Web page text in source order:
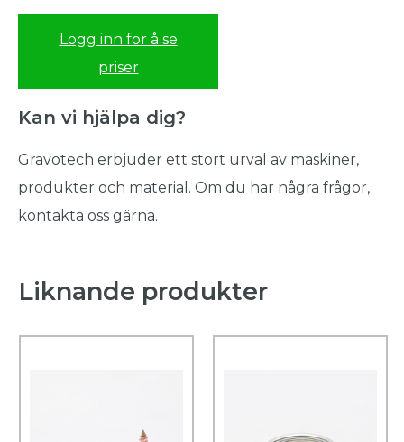
Logg inn for å se
priser
Kan vi hjälpa dig?
Gravotech erbjuder ett stort urval av maskiner,
produkter och material. Om du har några frågor,
kontakta oss gärna.
Liknande produkter